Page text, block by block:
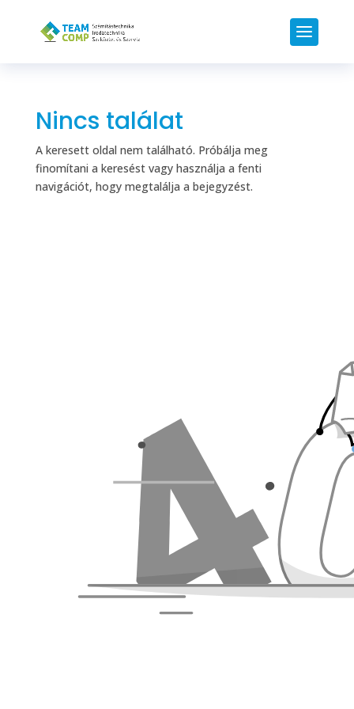
Nincs találat
A keresett oldal nem található. Próbálja meg
finomítani a keresést vagy használja a fenti
navigációt, hogy megtalálja a bejegyzést.